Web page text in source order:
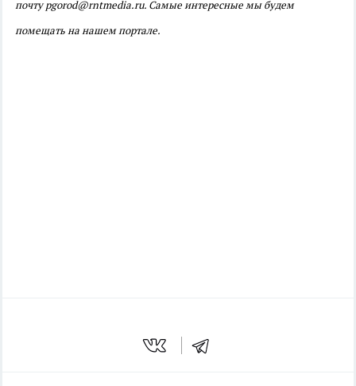
почту pgorod@rntmedia.ru. Самые интересные мы будем
помещать на нашем портале.